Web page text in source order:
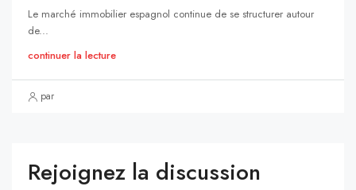
Le marché immobilier espagnol continue de se structurer autour
de...
continuer la lecture
par
Rejoignez la discussion